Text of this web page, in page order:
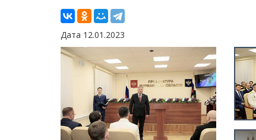
Дата 12.01.2023